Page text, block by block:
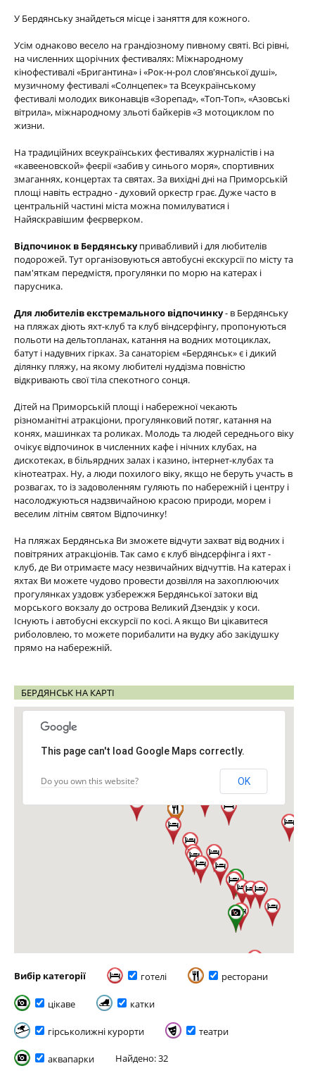
У Бердянську знайдеться місце і заняття для кожного.
Усім однаково весело на грандіозному пивному святі. Всі рівні,
на численних щорічних фестивалях: Міжнародному
кінофестивалі «Бригантина» і «Рок-н-рол слов'янської душі»,
музичному фестивалі «Солнцепек» та Всеукраїнському
фестивалі молодих виконавців «Зорепад», «Топ-Топ», «Азовські
вітрила», міжнародному зльоті байкерів «З мотоциклом по
жизни.
На традиційних всеукраїнських фестивалях журналістів і на
«кавееновской» феєрії «забив у синього моря», спортивних
змаганнях, концертах та святах. За вихідні дні на Приморській
площі навіть естрадно - духовий оркестр грає. Дуже часто в
центральній частині міста можна помилуватися і
Найяскравішим феєрверком.
Відпочинок в Бердянськупривабливий і для любителів
подорожей. Тут організовуються автобусні екскурсії по місту та
пам'яткам передмістя, прогулянки по морю на катерах і
парусника.
Для любителів екстремального відпочинку- в Бердянську
на пляжах діють яхт-клуб та клуб віндсерфінгу, пропонуються
польоти на дельтопланах, катання на водних мотоциклах,
батут і надувних гірках. За санаторієм «Бердянськ» є і дикий
ділянку пляжу, на якому любителі нуддізма повністю
відкривають свої тіла спекотного сонця.
Дітей на Приморській площі і набережної чекають
різноманітні атракціони, прогулянковий потяг, катання на
конях, машинках та роликах. Молодь та людей середнього віку
очікує відпочинок в численних кафе і нічних клубах, на
дискотеках, в більярдних залах і казино, інтернет-клубах та
кінотеатрах. Ну, а люди похилого віку, якщо не беруть участь в
розвагах, то із задоволенням гуляють по набережній і центру і
насолоджуються надзвичайною красою природи, морем і
веселим літнім святом Відпочинку!
На пляжах Бердянська Ви зможете відчути захват від водних і
повітряних атракціонів. Так само є клуб віндсерфінга і яхт -
клуб, де Ви отримаєте масу незвичайних відчуттів. На катерах і
яхтах Ви можете чудово провести дозвілля на захоплюючих
прогулянках уздовж узбережжя Бердянської затоки від
морського вокзалу до острова Великий Дзендзік у коси.
Існують і автобусні екскурсії по косі. А якщо Ви цікавитеся
риболовлею, то можете порибалити на вудку або закідушку
прямо на набережній.
БЕРДЯНСЬК НА КАРТІ
This page can't load Google Maps correctly.
Do you own this website? OK
Вибір категорії готелі ресторани
цікаве катки
гірськолижні курорти театри
аквапарки Найдено: 32